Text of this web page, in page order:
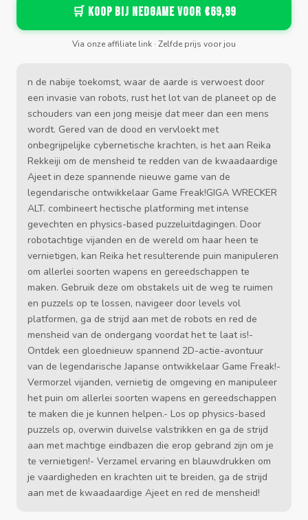
🛒 Koop bij Nedgame voor €69,99
Via onze affiliate link · Zelfde prijs voor jou
n de nabije toekomst, waar de aarde is verwoest door
een invasie van robots, rust het lot van de planeet op de
schouders van een jong meisje dat meer dan een mens
wordt. Gered van de dood en vervloekt met
onbegrijpelijke cybernetische krachten, is het aan Reika
Rekkeiji om de mensheid te redden van de kwaadaardige
Ajeet in deze spannende nieuwe game van de
legendarische ontwikkelaar Game Freak!GIGA WRECKER
ALT. combineert hectische platforming met intense
gevechten en physics-based puzzeluitdagingen. Door
robotachtige vijanden en de wereld om haar heen te
vernietigen, kan Reika het resulterende puin manipuleren
om allerlei soorten wapens en gereedschappen te
maken. Gebruik deze om obstakels uit de weg te ruimen
en puzzels op te lossen, navigeer door levels vol
platformen, ga de strijd aan met de robots en red de
mensheid van de ondergang voordat het te laat is!-
Ontdek een gloednieuw spannend 2D-actie-avontuur
van de legendarische Japanse ontwikkelaar Game Freak!-
Vermorzel vijanden, vernietig de omgeving en manipuleer
het puin om allerlei soorten wapens en gereedschappen
te maken die je kunnen helpen.- Los op physics-based
puzzels op, overwin duivelse valstrikken en ga de strijd
aan met machtige eindbazen die erop gebrand zijn om je
te vernietigen!- Verzamel ervaring en blauwdrukken om
je vaardigheden en krachten uit te breiden, ga de strijd
aan met de kwaadaardige Ajeet en red de mensheid!